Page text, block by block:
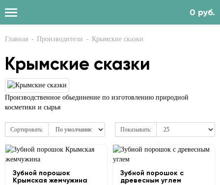
0 руб.
Главная Производители Крымские сказки
Крымские сказки
Производственное обьединение по изготовлению природной
косметики и сырья
Сортировать: Показывать:
Зубной порошок
Крымская жемчужина
Зубной порошок с
древесным углем